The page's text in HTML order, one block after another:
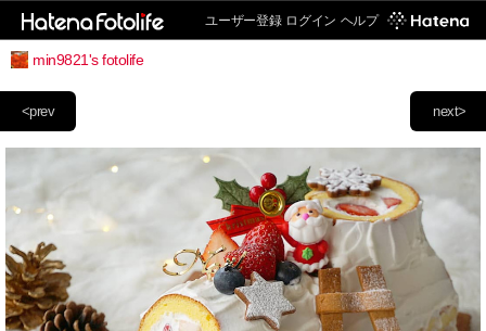
ユーザー登録 ログイン ヘルプ
min9821's fotolife
next>
<prev